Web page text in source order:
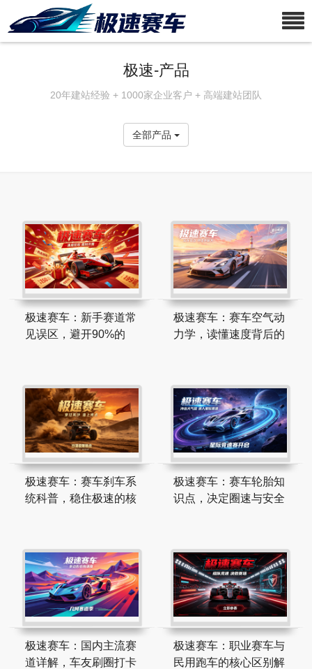
极速-产品
20年建站经验 + 1000家企业客户 + 高端建站团队
全部产品
极速赛车：新手赛道常
见误区，避开90%的
极速赛车：赛车空气动
力学，读懂速度背后的
极速赛车：赛车刹车系
统科普，稳住极速的核
极速赛车：赛车轮胎知
识点，决定圈速与安全
极速赛车：国内主流赛
道详解，车友刷圈打卡
极速赛车：职业赛车与
民用跑车的核心区别解